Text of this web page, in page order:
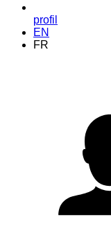
profil
EN
FR